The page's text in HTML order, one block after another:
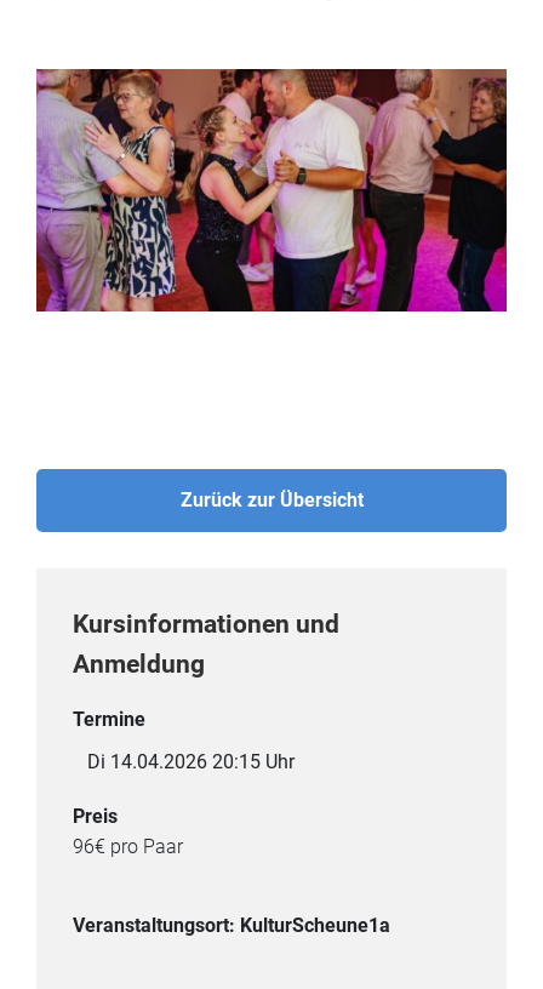
Zurück zur Übersicht
Kursinformationen und
Anmeldung
Termine
Di 14.04.2026 20:15 Uhr
Preis
96€ pro Paar
Veranstaltungsort: KulturScheune1a